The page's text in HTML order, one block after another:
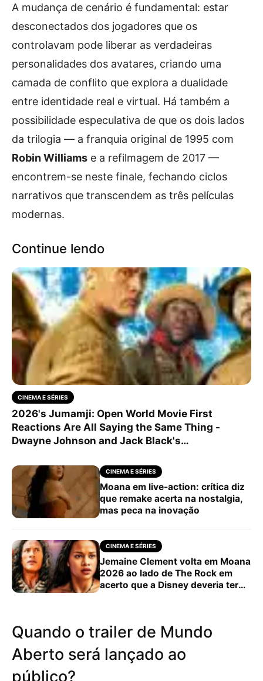
A mudança de cenário é fundamental: estar
desconectados dos jogadores que os
controlavam pode liberar as verdadeiras
personalidades dos avatares, criando uma
camada de conflito que explora a dualidade
entre identidade real e virtual. Há também a
possibilidade especulativa de que os dois lados
da trilogia — a franquia original de 1995 com
Robin Williams e a refilmagem de 2017 —
encontrem-se neste finale, fechando ciclos
narrativos que transcendem as três películas
modernas.
Continue lendo
CINEMA E SÉRIES
2026's Jumamji: Open World Movie First
Reactions Are All Saying the Same Thing -
Dwayne Johnson and Jack Black's…
CINEMA E SÉRIES
Moana em live-action: crítica diz
que remake acerta na nostalgia,
mas peca na inovação
CINEMA E SÉRIES
Jemaine Clement volta em Moana
2026 ao lado de The Rock em
acerto que a Disney deveria ter
Quando o trailer de Mundo
Aberto será lançado ao
público?